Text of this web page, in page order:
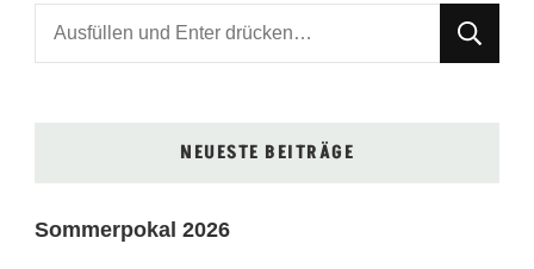
Suchst
du
NEUESTE BEITRÄGE
Sommerpokal 2026